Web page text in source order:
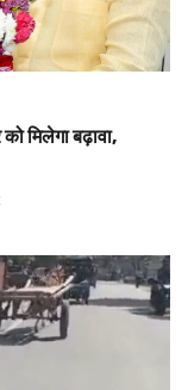
मिलेगा बढ़ावा,